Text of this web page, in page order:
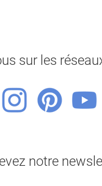
sur les
notre